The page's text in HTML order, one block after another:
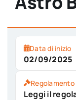
Data di inizio
02/09/2025
Leggi il